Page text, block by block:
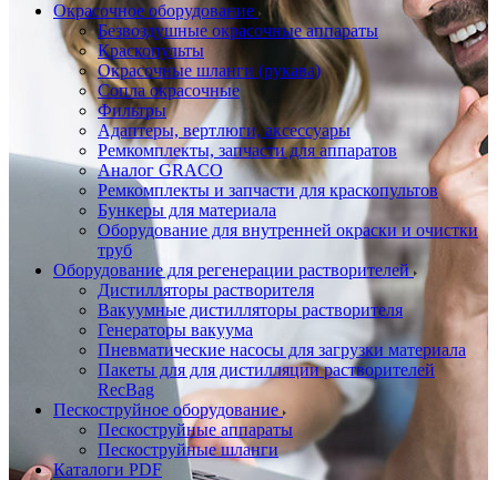
Окрасочное оборудование
Безвоздушные окрасочные аппараты
Краскопульты
Окрасочные шланги (рукава)
Сопла окрасочные
Фильтры
Адаптеры, вертлюги, аксессуары
Ремкомплекты, запчасти для аппаратов
Аналог GRACO
Ремкомплекты и запчасти для краскопультов
Бункеры для материала
Оборудование для внутренней окраски и очистки
труб
Оборудование для регенерации растворителей
Дистилляторы растворителя
Вакуумные дистилляторы растворителя
Генераторы вакуума
Пневматические насосы для загрузки материала
Пакеты для для дистилляции растворителей
RecBag
Пескоструйное оборудование
Пескоструйные аппараты
Пескоструйные шланги
Каталоги PDF